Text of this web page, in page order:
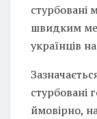
швидким
українців
стурбовані
ймовірно,